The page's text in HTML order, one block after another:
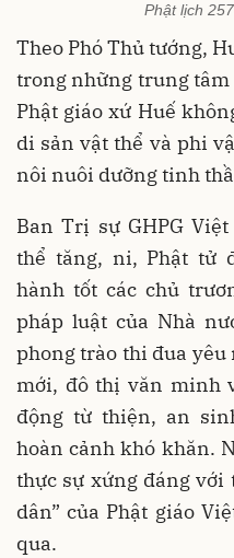
Phật lịch
Theo Phó Thủ tướng,
trong những trung tâm
Phật giáo xứ Huế
di sản vật thể và phi
nôi nuôi dưỡng tinh
Ban Trị sự GHPG
thể tăng, ni, Phật tử
hành tốt các chủ
pháp luật của Nhà
phong trào thi đua
mới, đô thị văn minh
động từ thiện, an
hoàn cảnh khó khăn.
thực sự xứng đáng với
dân” của Phật giáo
qua.